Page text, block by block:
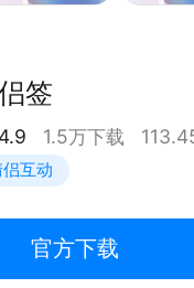
爱中的日常点滴，保
功能介绍
签
4.9 1.5万下载
侣互动
官方下载